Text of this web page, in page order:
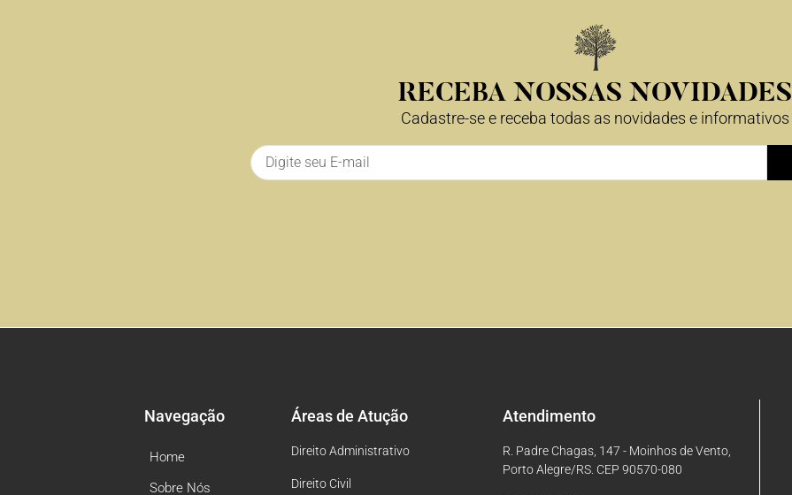
RECEBA NOSSAS NOVIDADES
Cadastre-se e receba todas as novidades e informativos
Navegação
Home
Sobre Nós
Áreas de Atução
Direito Administrativo
Direito Civil
Atendimento
R. Padre Chagas, 147 - Moinhos de Vento,
Porto Alegre/RS. CEP 90570-080